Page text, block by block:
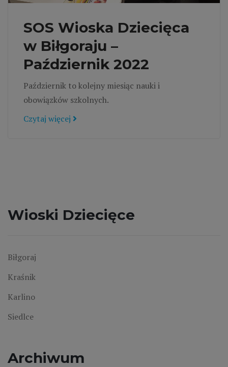
SOS Wioska Dziecięca
w Biłgoraju –
Październik 2022
Październik to kolejny miesiąc nauki i
obowiązków szkolnych.
Czytaj więcej
Wioski Dziecięce
Biłgoraj
Kraśnik
Karlino
Siedlce
Archiwum